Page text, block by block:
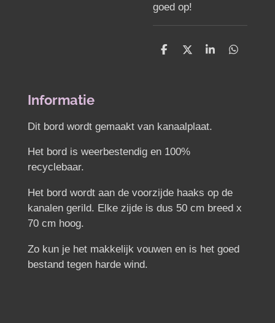
goed op!
D
D
S
D
Informatie
Dit bord wordt gemaakt van kanaalplaat.
Het bord is weerbestendig en 100%
recyclebaar.
Het bord wordt aan de voorzijde haaks op de
kanalen gerild. Elke zijde is dus 50 cm breed x
70 cm hoog.
Zo kun je het makkelijk vouwen en is het goed
bestand tegen harde wind.